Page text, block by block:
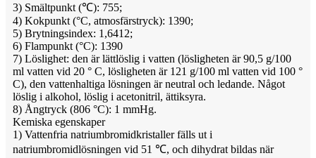
3) Smältpunkt (℃): 755;
4) Kokpunkt (°C, atmosfärstryck): 1390;
5) Brytningsindex: 1,6412;
6) Flampunkt (°C): 1390
7) Löslighet: den är lättlöslig i vatten (lösligheten är 90,5 g/100
ml vatten vid 20 ° C, lösligheten är 121 g/100 ml vatten vid 100 °
C), den vattenhaltiga lösningen är neutral och ledande. Något
löslig i alkohol, löslig i acetonitril, ättiksyra.
8) Ångtryck (806 °C): 1 mmHg.
Kemiska egenskaper
1) Vattenfria natriumbromidkristaller fälls ut i
natriumbromidlösningen vid 51 ℃, och dihydrat bildas när